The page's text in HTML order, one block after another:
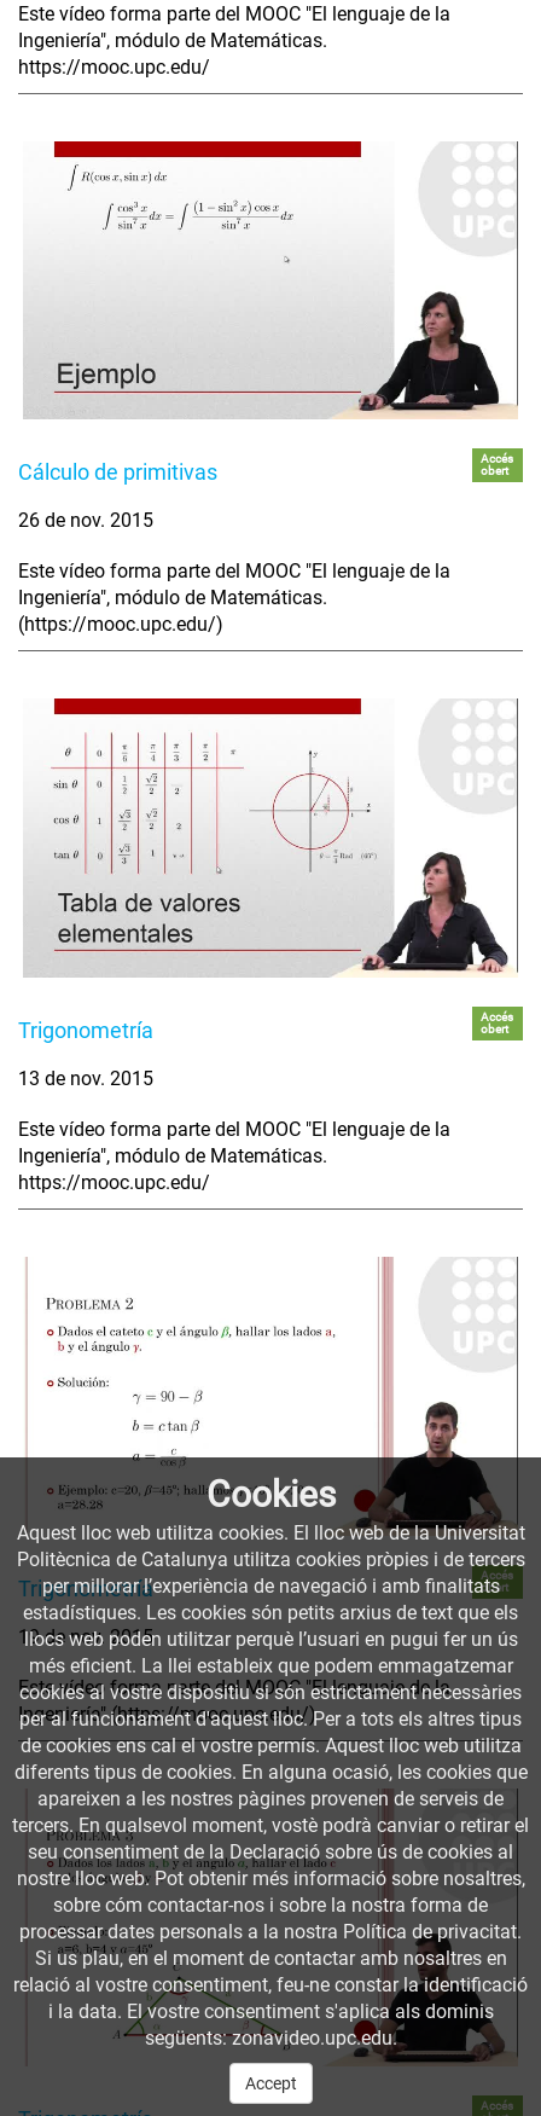
Este vídeo forma parte del MOOC "El lenguaje de la
Ingeniería", módulo de Matemáticas.
https://mooc.upc.edu/
Cálculo de primitivas
Accés
obert
26 de nov. 2015
Este vídeo forma parte del MOOC "El lenguaje de la
Ingeniería", módulo de Matemáticas.
(https://mooc.upc.edu/)
Trigonometría
Accés
obert
13 de nov. 2015
Este vídeo forma parte del MOOC "El lenguaje de la
Ingeniería", módulo de Matemáticas.
https://mooc.upc.edu/
Trigonometría
Accés
obert
19 de nov. 2015
Este vídeo forma parte del MOOC "El lenguaje de la
Ingeniería" (https://mooc.upc.edu/)
Accés
Cookies
Aquest lloc web utilitza cookies. El lloc web de la Universitat
Politècnica de Catalunya utilitza cookies pròpies i de tercers
per millorar l’experiència de navegació i amb finalitats
estadístiques. Les cookies són petits arxius de text que els
llocs web poden utilitzar perquè l’usuari en pugui fer un ús
més eficient. La llei estableix que podem emmagatzemar
cookies al vostre dispositiu si són estrictament necessàries
per al funcionament d'aquest lloc. Per a tots els altres tipus
de cookies ens cal el vostre permís. Aquest lloc web utilitza
diferents tipus de cookies. En alguna ocasió, les cookies que
apareixen a les nostres pàgines provenen de serveis de
tercers. En qualsevol moment, vostè podrà canviar o retirar el
seu consentiment de la Declaració sobre ús de cookies al
nostre lloc web. Pot obtenir més informació sobre nosaltres,
sobre cóm contactar-nos i sobre la nostra forma de
processar dates personals a la nostra Política de privacitat.
Si us plau, en el moment de contactar amb nosaltres en
relació al vostre consentiment, feu-ne constar la identificació
i la data. El vostre consentiment s'aplica als dominis
següents: zonavideo.upc.edu.
Accept